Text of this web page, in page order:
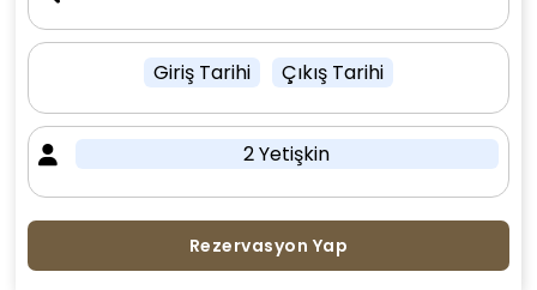
Giriş Tarihi Çıkış Tarihi
2 Yetişkin
Rezervasyon Yap